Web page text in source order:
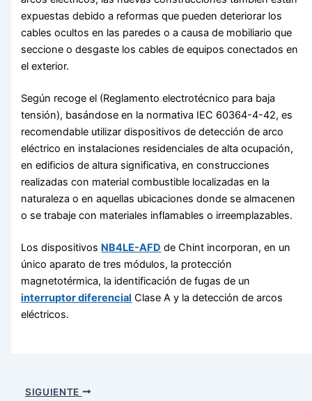
expuestas debido a reformas que pueden deteriorar los
cables ocultos en las paredes o a causa de mobiliario que
seccione o desgaste los cables de equipos conectados en
el exterior.
Según recoge el (Reglamento electrotécnico para baja
tensión), basándose en la normativa IEC 60364-4-42, es
recomendable utilizar dispositivos de detección de arco
eléctrico en instalaciones residenciales de alta ocupación,
en edificios de altura significativa, en construcciones
realizadas con material combustible localizadas en la
naturaleza o en aquellas ubicaciones donde se almacenen
o se trabaje con materiales inflamables o irreemplazables.
Los dispositivos NB4LE-AFD de Chint incorporan, en un
único aparato de tres módulos, la protección
magnetotérmica, la identificación de fugas de un
interruptor diferencial Clase A y la detección de arcos
eléctricos.
SIGUIENTE